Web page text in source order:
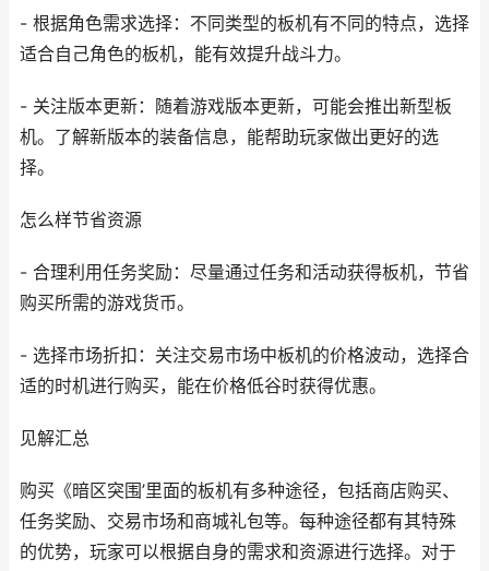
- 根据角色需求选择：不同类型的板机有不同的特点，选择
适合自己角色的板机，能有效提升战斗力。
- 关注版本更新：随着游戏版本更新，可能会推出新型板
机。了解新版本的装备信息，能帮助玩家做出更好的选
择。
怎么样节省资源
- 合理利用任务奖励：尽量通过任务和活动获得板机，节省
购买所需的游戏货币。
- 选择市场折扣：关注交易市场中板机的价格波动，选择合
适的时机进行购买，能在价格低谷时获得优惠。
见解汇总
购买《暗区突围’里面的板机有多种途径，包括商店购买、
任务奖励、交易市场和商城礼包等。每种途径都有其特殊
的优势，玩家可以根据自身的需求和资源进行选择。对于